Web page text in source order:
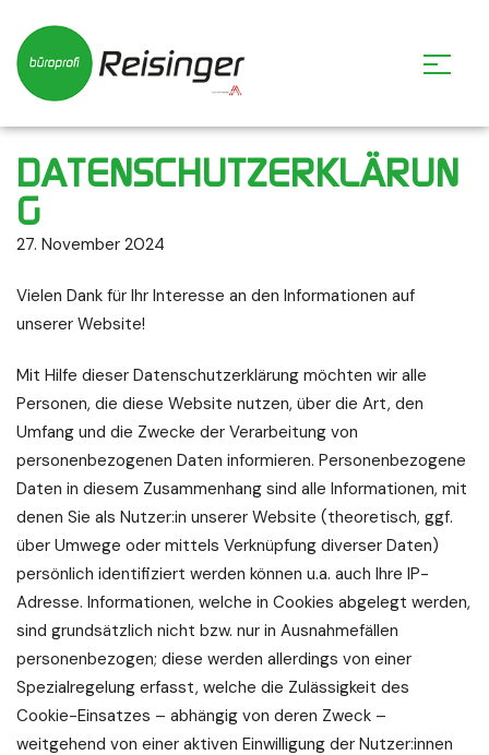
DATENSCHUTZERKLÄRUN
G
27. November 2024
Vielen Dank für Ihr Interesse an den Informationen auf
unserer Website!
Mit Hilfe dieser Datenschutzerklärung möchten wir alle
Personen, die diese Website nutzen, über die Art, den
Umfang und die Zwecke der Verarbeitung von
personenbezogenen Daten informieren. Personenbezogene
Daten in diesem Zusammenhang sind alle Informationen, mit
denen Sie als Nutzer:in unserer Website (theoretisch, ggf.
über Umwege oder mittels Verknüpfung diverser Daten)
persönlich identifiziert werden können u.a. auch Ihre IP-
Adresse. Informationen, welche in Cookies abgelegt werden,
sind grundsätzlich nicht bzw. nur in Ausnahmefällen
personenbezogen; diese werden allerdings von einer
Spezialregelung erfasst, welche die Zulässigkeit des
Cookie-Einsatzes – abhängig von deren Zweck –
weitgehend von einer aktiven Einwilligung der Nutzer:innen